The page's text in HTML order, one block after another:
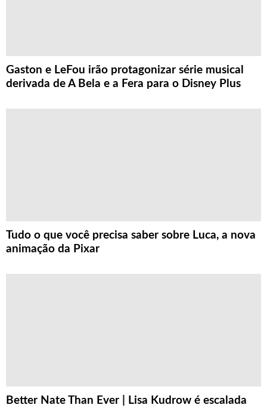
Gaston e LeFou irão protagonizar série musical
derivada de A Bela e a Fera para o Disney Plus
Tudo o que você precisa saber sobre Luca, a nova
animação da Pixar
Better Nate Than Ever | Lisa Kudrow é escalada